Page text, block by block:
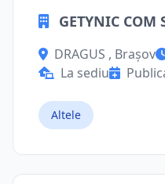
GETYNIC COM
DRAGUS , Brașov
La sediu
Altele